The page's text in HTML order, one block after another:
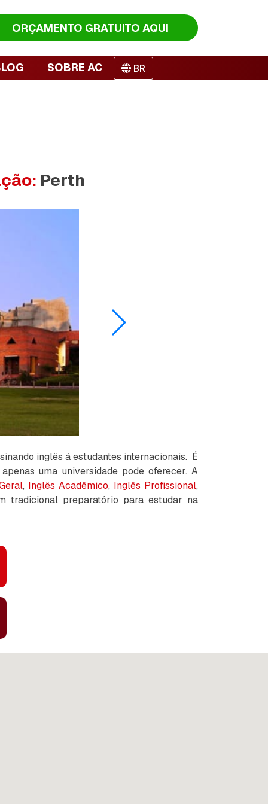
ORÇAMENTO GRATUITO AQUI
SOBRE AC BR
Perth
inglês á estudantes internacionais. É
uma universidade pode oferecer. A
, Inglês Acadêmico, Inglês Profissional,
tradicional preparatório para estudar na